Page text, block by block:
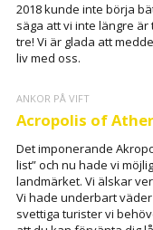
2018 kunde inte börja
säga att vi inte längre
tre! Vi är glada att
liv med oss.
ANKOR PÅ VIFT
Acropolis of
Det imponerande
list” och nu hade vi
landmärket. Vi älskar
Vi hade underbart
svettiga turister vi